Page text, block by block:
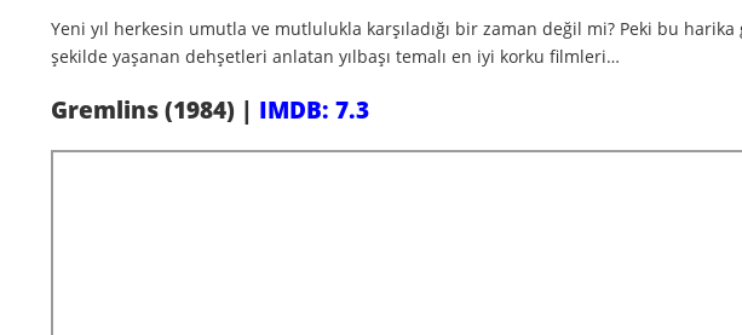
Yeni yıl herkesin umutla ve mutlulukla karşıladığı bir zaman değil mi? Peki bu
şekilde yaşanan dehşetleri anlatan yılbaşı temalı en iyi korku filmleri…
Gremlins (1984) | IMDB: 7.3